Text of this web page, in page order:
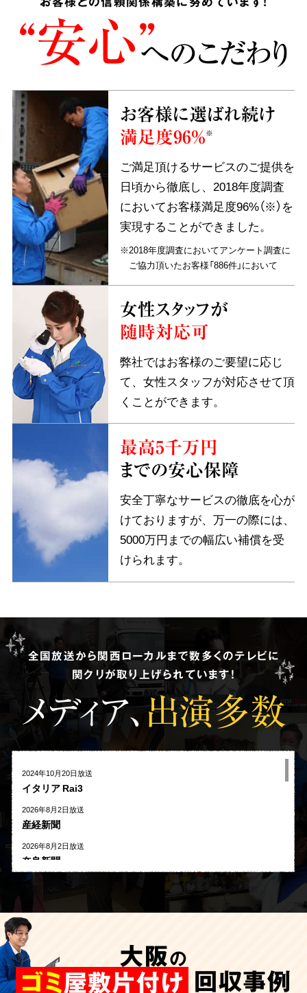
“安心”へのこだわり
お客様に選ばれ続け
満足度96% ※
ご満足頂けるサービスのご提供を
日頃から徹底し、2018年度調査
においてお客様満足度96%（※）を
実現することができました。
※2018年度調査においてアンケート調査に
ご協力頂いたお客様「886件」において
女性スタッフが
随時対応可
弊社ではお客様のご要望に応じ
て、女性スタッフが対応させて頂
くことができます。
最高5千万円
までの安心保障
安全丁寧なサービスの徹底を心が
けておりますが、万一の際には、
5000万円までの幅広い補償を受
けられます。
全国放送から関西ローカルまで数多くのテレビに
関クリが取り上げられています!
メディア、出演多数
2024年10月20日放送
イタリア Rai3
2026年8月2日放送
産経新聞
2026年8月2日放送
奈良新聞
2026年8月1日放送
2026年7月27日放送
AbemaTV
2026年7月24日放送
朝日新聞 大阪の
ゴミ屋敷片付け 回収事例